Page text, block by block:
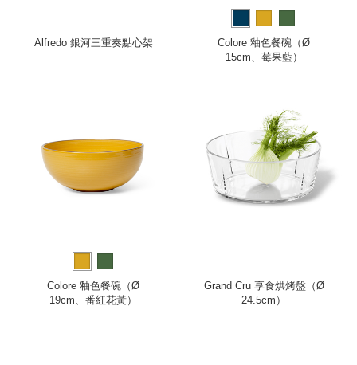
Alfredo 銀河三重奏點心架
Colore 釉色餐碗（Ø
15cm、莓果藍）
Colore 釉色餐碗（Ø
19cm、番紅花黃）
Grand Cru 享食烘烤盤（Ø
24.5cm）